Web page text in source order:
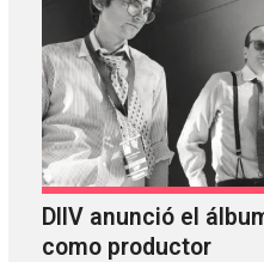
DIIV anunció el
como productor